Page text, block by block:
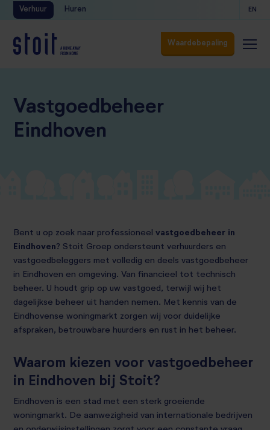
Verhuur Huren EN
Waardebepaling
Vastgoedbeheer
Eindhoven
Bent u op zoek naar professioneel vastgoedbeheer in
Eindhoven? Stoit Groep ondersteunt verhuurders en
vastgoedbeleggers met volledig en deels vastgoedbeheer
in Eindhoven en omgeving. Van financieel tot technisch
beheer. U houdt grip op uw vastgoed, terwijl wij het
dagelijkse beheer uit handen nemen. Met kennis van de
Eindhovense woningmarkt zorgen wij voor duidelijke
afspraken, betrouwbare huurders en rust in het beheer.
Waarom kiezen voor vastgoedbeheer
in Eindhoven bij Stoit?
Eindhoven is een stad met een sterk groeiende
woningmarkt. De aanwezigheid van internationale bedrijven